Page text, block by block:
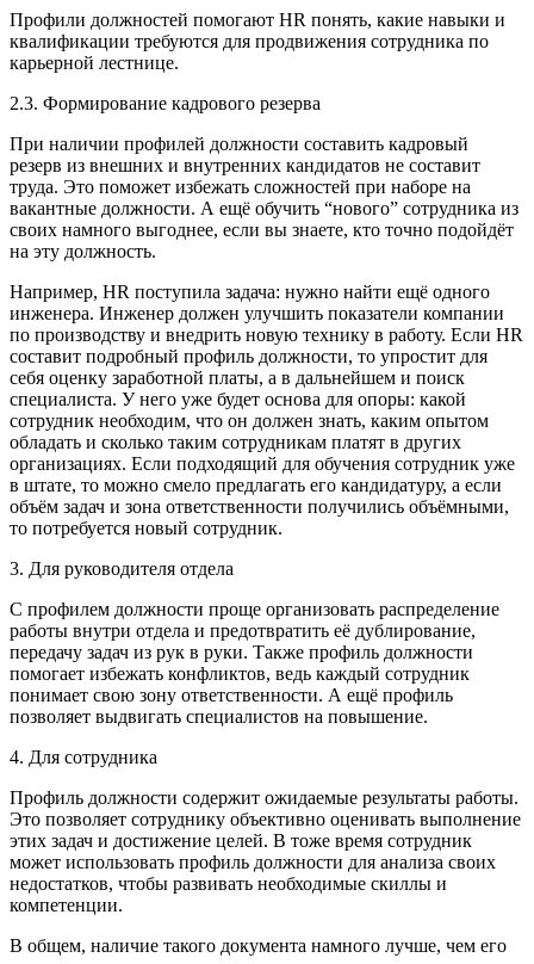
Профили должностей помогают HR понять, какие навыки и
квалификации требуются для продвижения сотрудника по
карьерной лестнице.
2.3. Формирование кадрового резерва
При наличии профилей должности составить кадровый
резерв из внешних и внутренних кандидатов не составит
труда. Это поможет избежать сложностей при наборе на
вакантные должности. А ещё обучить “нового” сотрудника из
своих намного выгоднее, если вы знаете, кто точно подойдёт
на эту должность.
Например, HR поступила задача: нужно найти ещё одного
инженера. Инженер должен улучшить показатели компании
по производству и внедрить новую технику в работу. Если HR
составит подробный профиль должности, то упростит для
себя оценку заработной платы, а в дальнейшем и поиск
специалиста. У него уже будет основа для опоры: какой
сотрудник необходим, что он должен знать, каким опытом
обладать и сколько таким сотрудникам платят в других
организациях. Если подходящий для обучения сотрудник уже
в штате, то можно смело предлагать его кандидатуру, а если
объём задач и зона ответственности получились объёмными,
то потребуется новый сотрудник.
3. Для руководителя отдела
С профилем должности проще организовать распределение
работы внутри отдела и предотвратить её дублирование,
передачу задач из рук в руки. Также профиль должности
помогает избежать конфликтов, ведь каждый сотрудник
понимает свою зону ответственности. А ещё профиль
позволяет выдвигать специалистов на повышение.
4. Для сотрудника
Профиль должности содержит ожидаемые результаты работы.
Это позволяет сотруднику объективно оценивать выполнение
этих задач и достижение целей. В тоже время сотрудник
может использовать профиль должности для анализа своих
недостатков, чтобы развивать необходимые скиллы и
компетенции.
В общем, наличие такого документа намного лучше, чем его